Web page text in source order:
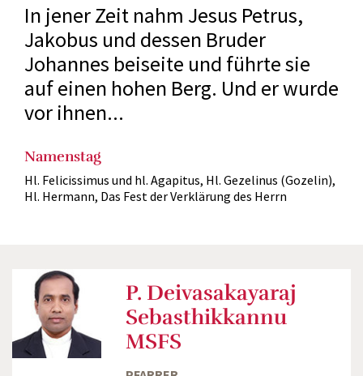
In jener Zeit nahm Jesus Petrus,
Jakobus und dessen Bruder
Johannes beiseite und führte sie
auf einen hohen Berg. Und er wurde
vor ihnen...
Namenstag
Hl. Felicissimus und hl. Agapitus, Hl. Gezelinus (Gozelin),
Hl. Hermann, Das Fest der Verklärung des Herrn
P. Deivasakayaraj
Sebasthikkannu
MSFS